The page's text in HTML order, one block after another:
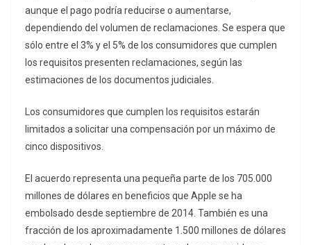
aunque el pago podría reducirse o aumentarse,
dependiendo del volumen de reclamaciones. Se espera que
sólo entre el 3% y el 5% de los consumidores que cumplen
los requisitos presenten reclamaciones, según las
estimaciones de los documentos judiciales.
Los consumidores que cumplen los requisitos estarán
limitados a solicitar una compensación por un máximo de
cinco dispositivos.
El acuerdo representa una pequeña parte de los 705.000
millones de dólares en beneficios que Apple se ha
embolsado desde septiembre de 2014. También es una
fracción de los aproximadamente 1.500 millones de dólares